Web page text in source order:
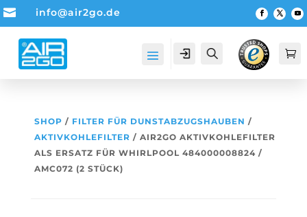
 info@air2go.de
Account Suche 
SHOP / FILTER FÜR DUNSTABZUGSHAUBEN /
AKTIVKOHLEFILTER / AIR2GO AKTIVKOHLEFILTER
ALS ERSATZ FÜR WHIRLPOOL 484000008824 /
AMC072 (2 STÜCK)